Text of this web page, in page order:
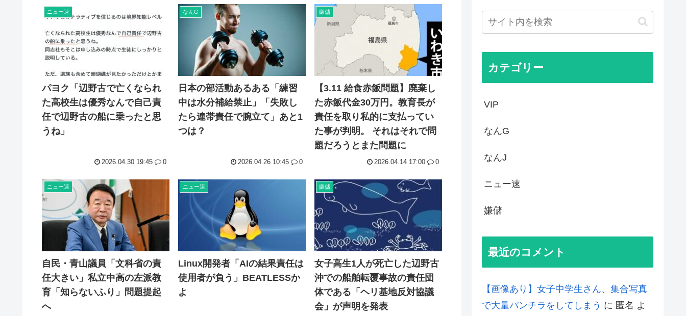
【画像】エレベーターガール、AVデビューwww
これがあれば米100合食べられるっておかずあげてけーww...
生活保護を打ち切られたニート（32）「今から全員ぶっ殺し...
韓国人「韓国が熊本地震で飲料水1万本送ったら日本人は韓国...
ヤニねこさん、BPOが動く
ガンダムSEEDの新台パチ●コ、またコケるwww
ニュー速
パヨク「辺野古で亡くなられ
た高校生は優秀なんで自己責
任で辺野古の船に乗ったと思
うね」
2026.04.30 19:45 0
なんG
日本の部活動あるある「練習
中は水分補給禁止」「失敗し
たら連帯責任で腕立て」あと1
つは？
2026.04.26 10:45 0
嫌儲
【3.11 給食赤飯問題】廃棄し
た赤飯代金30万円。教育長が
責任を取り私的に支払ってい
た事が判明。 それはそれで問
題だろうとまた問題に
2026.04.14 17:00 0
ニュー速
自民・青山議員「文科省の責
任大きい」私立中高の左派教
育「知らないふり」問題提起
へ
ニュー速
Linux開発者「AIの結果責任は
使用者が負う」BEATLESSか
よ
嫌儲
女子高生1人が死亡した辺野古
沖での船舶転覆事故の責任団
体である「ヘリ基地反対協議
会」が声明を発表
カテゴリー
VIP
なんG
なんJ
ニュー速
嫌儲
最近のコメント
【画像あり】女子中学生さん、集合写真
で大量パンチラをしてしまう に 匿名 よ